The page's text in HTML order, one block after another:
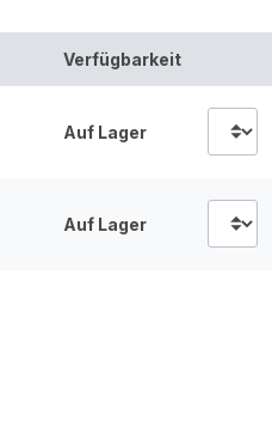
Verfügbarkeit
Auf Lager
Auf Lager